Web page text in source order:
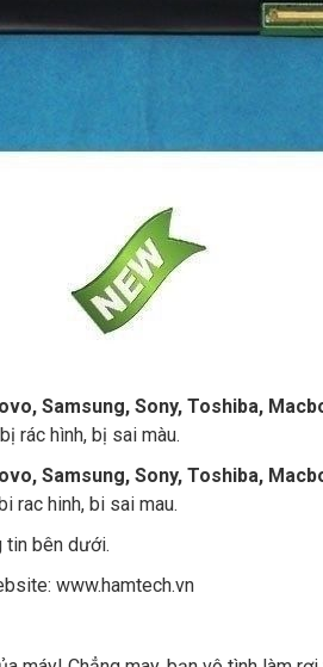
Samsung, Sony, Toshiba,
rác hình, bị sai màu.
Samsung, Sony, Toshiba,
rac hinh, bi sai mau.
tin bên dưới.
www.hamtech.vn